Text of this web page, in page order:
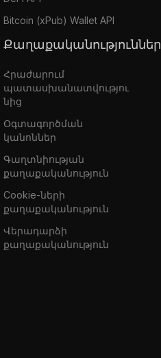
Bitcoin (xPub) Wallet API
Քաղաքականություններ
Հրաժարում
պատասխանատվությու
նից
Օգտագործման
կանոններ
Գաղտնիության
քաղաքականություն
Cookie-ների
քաղաքականություն
Վերադարձի
քաղաքականություն